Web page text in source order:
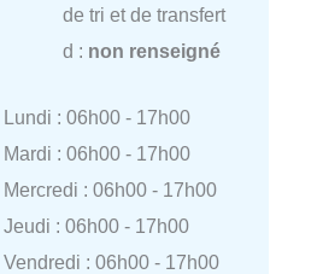
de tri et de transfert
d : non renseigné
Lundi : 06h00 - 17h00
Mardi : 06h00 - 17h00
Mercredi : 06h00 - 17h00
Jeudi : 06h00 - 17h00
Vendredi : 06h00 - 17h00